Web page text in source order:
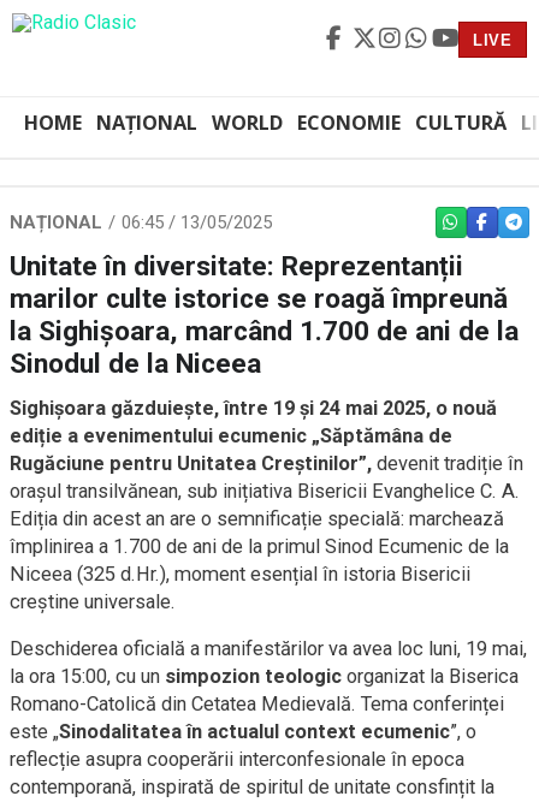
LIVE
HOME NAȚIONAL WORLD ECONOMIE CULTURĂ
NAȚIONAL 06:45 / 13/05/2025 WHATSAPP
Unitate în diversitate: Reprezentanții
marilor culte istorice se roagă împreună
la Sighișoara, marcând 1.700 de ani de la
Sinodul de la Niceea
Sighișoara găzduiește, între 19 și 24 mai 2025, o nouă
ediție a evenimentului ecumenic „Săptămâna de
Rugăciune pentru Unitatea Creștinilor”, devenit tradiție în
orașul transilvănean, sub inițiativa Bisericii Evanghelice C. A.
Ediția din acest an are o semnificație specială: marchează
împlinirea a 1.700 de ani de la primul Sinod Ecumenic de la
Niceea (325 d.Hr.), moment esențial în istoria Bisericii
creștine universale.
Deschiderea oficială a manifestărilor va avea loc luni, 19 mai,
la ora 15:00, cu un simpozion teologic organizat la Biserica
Romano-Catolică din Cetatea Medievală. Tema conferinței
este „Sinodalitatea în actualul context ecumenic”, o
reflecție asupra cooperării interconfesionale în epoca
contemporană, inspirată de spiritul de unitate consfințit la